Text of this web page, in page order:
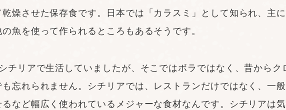
燥させた保存食です。日本では「カラスミ」として知られ、主
魚を使って作られるところもあるそうです。
チリアで生活していましたが、そこではボラではなく、昔からク
忘れられません。シチリアでは、レストランだけではなく、一
など幅広く使われているメジャーな食材なんです。シチリアは